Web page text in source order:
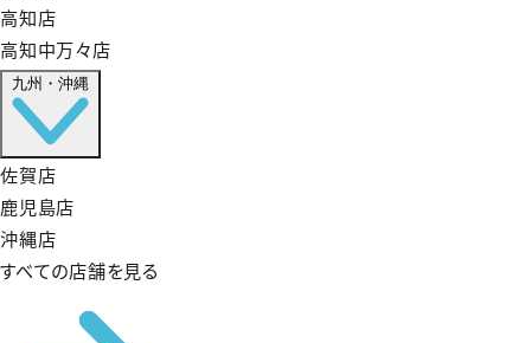
高知店
高知中万々店
九州・沖縄
佐賀店
鹿児島店
沖縄店
すべての店舗を見る